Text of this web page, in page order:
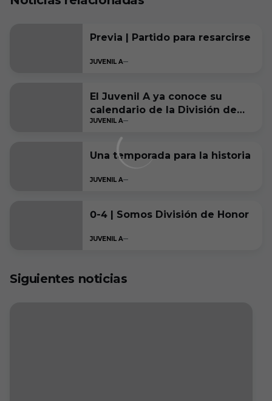
Previa | Partido para resarcirse
JUVENIL A
El Juvenil A ya conoce su
calendario de la División de
Honor 2024/2025
JUVENIL A
Una temporada para la historia
JUVENIL A
0-4 | Somos División de Honor
JUVENIL A
Siguientes noticias